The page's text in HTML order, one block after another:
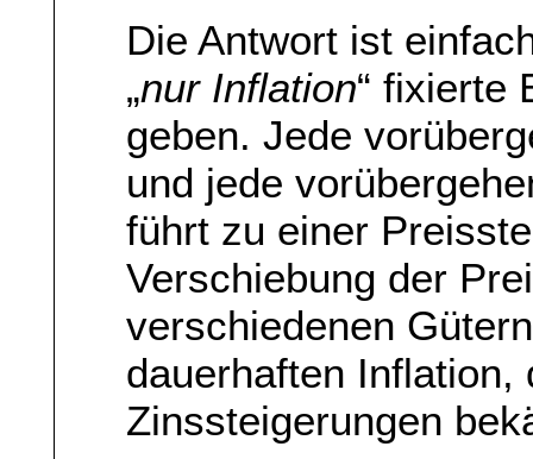
Die Antwort ist
„nur Inflation“ fixierte
geben. Jede
und jede
führt zu einer
Verschiebung der
verschiedenen
dauerhaften Inflation,
Zinssteigerungen